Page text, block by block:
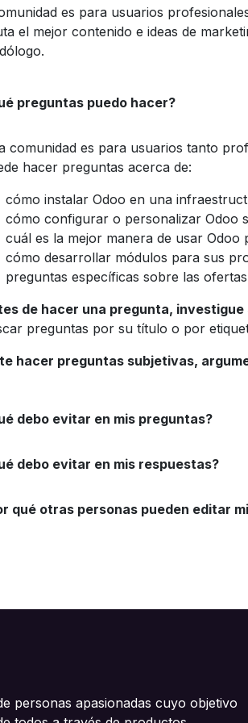
es para usuarios
el mejor contenido e ideas de
preguntas puedo hacer?
comunidad es para usuarios tanto
hacer preguntas acerca de:
cómo instalar Odoo en una
cómo configurar o personalizar Odoo
cuál es la mejor manera de usar Odoo
cómo desarrollar módulos para sus
preguntas específicas sobre las
de hacer una pregunta,
preguntas por su título o por
hacer preguntas subjetivas,
debo evitar en mis preguntas?
debo evitar en mis respuestas?
qué otras personas pueden editar
personas apasionadas cuyo objetivo